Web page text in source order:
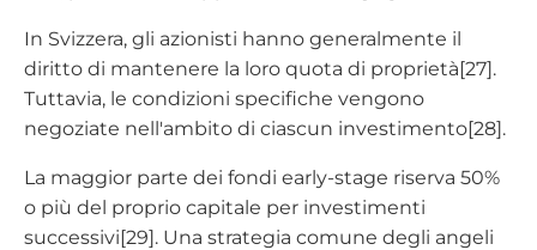
In Svizzera, gli azionisti hanno generalmente il
diritto di mantenere la loro quota di proprietà[27].
Tuttavia, le condizioni specifiche vengono
negoziate nell'ambito di ciascun investimento[28].
La maggior parte dei fondi early-stage riserva 50%
o più del proprio capitale per investimenti
successivi[29]. Una strategia comune degli angeli